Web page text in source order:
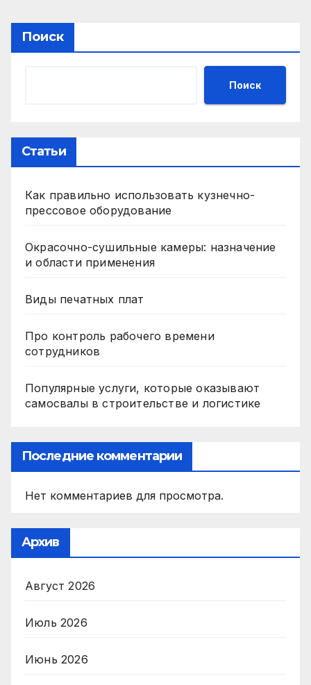
Поиск
Поиск
Статьи
Как правильно использовать кузнечно-
прессовое оборудование
Окрасочно-сушильные камеры: назначение
и области применения
Виды печатных плат
Про контроль рабочего времени
сотрудников
Популярные услуги, которые оказывают
самосвалы в строительстве и логистике
Последние комментарии
Нет комментариев для просмотра.
Архив
Август 2026
Июль 2026
Июнь 2026